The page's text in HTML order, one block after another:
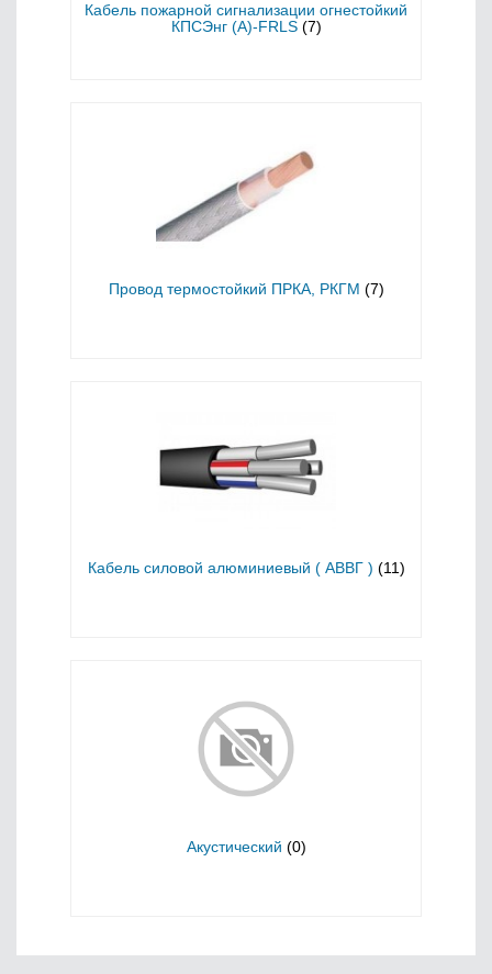
Кабель пожарной сигнализации огнестойкий
КПСЭнг (А)-FRLS (7)
Провод термостойкий ПРКА, РКГМ (7)
Кабель силовой алюминиевый ( АВВГ ) (11)
Акустический (0)